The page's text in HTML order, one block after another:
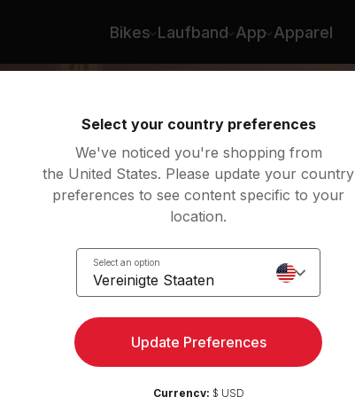
Bikes Laufband App Apparel
Select your country preferences
We've noticed you're shopping from
the United States. Please update your country
preferences to see content specific to your
location.
Select an option
Vereinigte Staaten
Update Preferences
Currency: $ USD